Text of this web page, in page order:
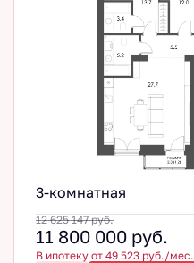
3-комнатная
12 625 147руб.
11 800 000 руб.
В ипотеку от 49 523 руб./мес.